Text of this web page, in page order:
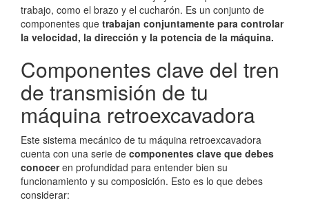
trabajo, como el brazo y el cucharón. Es un conjunto de
componentes que trabajan conjuntamente para controlar
la velocidad, la dirección y la potencia de la máquina.
Componentes clave del tren
de transmisión de tu
máquina retroexcavadora
Este sistema mecánico de tu máquina retroexcavadora
cuenta con una serie de componentes clave que debes
conoceren profundidad para entender bien su
funcionamiento y su composición. Esto es lo que debes
considerar: